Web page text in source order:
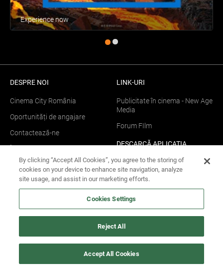
Experience now
DESPRE NOI
Cinema City România
Oportunități de angajare
Contactează-ne
Newsletter
LINK-URI
Publicitate în cinema - New Age
Media
Forum FIlm
DESCARCĂ APLICAȚIA
Aplicație Android
INFORMAȚIE
Reguli
URMĂREȘTE-NE
By clicking “Accept All Cookies”, you agree to the storing of
cookies on your device to enhance site navigation, analyze
site usage, and assist in our marketing efforts.
Cookies Settings
Reject All
Accept All Cookies